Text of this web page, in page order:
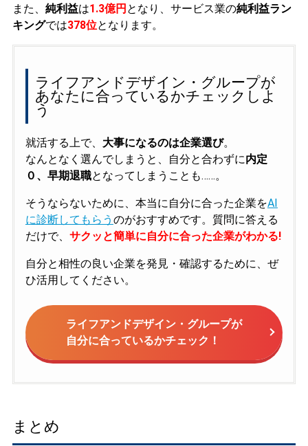
また、 純利益は1.3億円 となり、サービス業の純利益ラン
キングでは378位となります。
ライフアンドデザイン・グループが
あなたに合っているかチェックしよ
う
就活する上で、 大事になるのは企業選び。
なんとなく選んでしまうと、自分と合わずに内定
０、早期退職となってしまうことも……。
そうならないために、本当に自分に合った企業をAI
に診断してもらう のがおすすめです。質問に答える
だけで、 サクッと簡単に自分に合った企業がわかる!
自分と相性の良い企業を発見・確認するために、ぜ
ひ活用してください。
ライフアンドデザイン・グループが
自分に合っているかチェック！
まとめ